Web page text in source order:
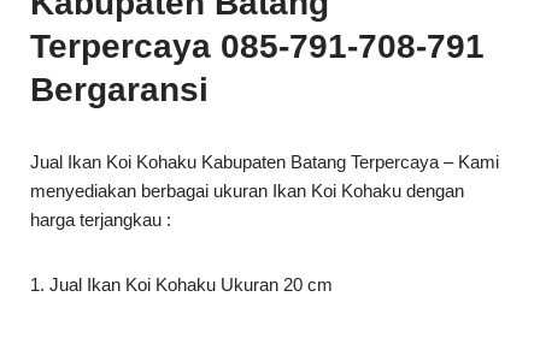
Terpercaya 085-791-708-791
Bergaransi
Jual Ikan Koi Kohaku Kabupaten Batang Terpercaya – Kami
menyediakan berbagai ukuran Ikan Koi Kohaku dengan
harga terjangkau :
1. Jual Ikan Koi Kohaku Ukuran 20 cm